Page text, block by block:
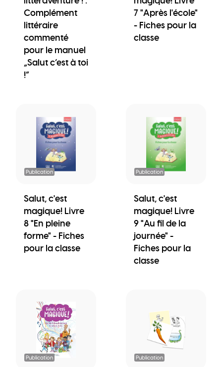
Complément
littéraire
commenté
pour le manuel
„Salut c’est à toi
!“
7 "Après l'école"
- Fiches pour la
classe
Publication
Salut, c'est
magique! Livre
8 "En pleine
forme" - Fiches
pour la classe
Publication
Salut, c'est
magique! Livre
9 "Au fil de la
journée" -
Fiches pour la
classe
Publication Publication